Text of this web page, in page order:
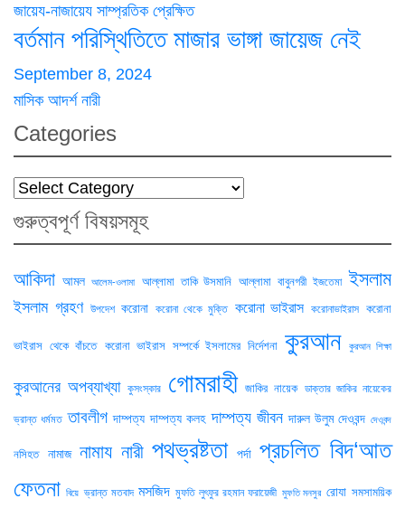
জায়েয-নাজায়েয সাম্প্রতিক প্রেক্ষিত
বর্তমান পরিস্থিতিতে মাজার ভাঙ্গা জায়েজ নেই
September 8, 2024
মাসিক আদর্শ নারী
Categories
Categories
গুরুত্বপূর্ণ বিষয়সমূহ
আকিদা আমল আলেম-ওলামা আল্লামা তাকি উসমানি আল্লামা বাবুনগরী ইজতেমা ইসলাম
ইসলাম গ্রহণ উপদেশ করোনা করোনা থেকে মুক্তি করোনা ভাইরাস করোনাভাইরাস করোনা
ভাইরাস থেকে বাঁচতে করোনা ভাইরাস সম্পর্কে ইসলামের নির্দেশনা কুরআন কুরআন শিক্ষা
কুরআনের অপব্যাখ্যা কুসংস্কার গোমরাহী জাকির নায়েক ডাক্তার জাকির নায়েকের
ভ্রান্ত ধর্মমত তাবলীগ দাম্পত্য দাম্পত্য কলহ দাম্পত্য জীবন দারুল উলুম দেওবন্দ দেওবন্দ
নসিহত নামাজ নামায নারী পথভ্রষ্টতা পর্দা প্রচলিত বিদ‘আত
ফেতনা বিয়ে ভ্রান্ত মতবাদ মসজিদ মুফতি লুৎফুর রহমান ফরায়েজী মুফতি মনসুর রোযা সমসাময়িক